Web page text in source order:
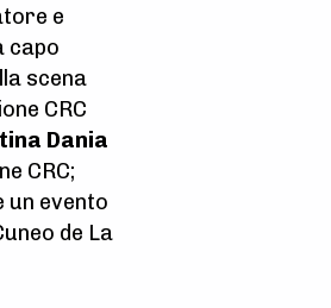
e
capo
scena
CRC
Dania
CRC;
un evento
de La